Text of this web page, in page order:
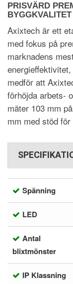
PRISVÄRD
BYGGKVALITET
Axixtech är ett
med fokus på
marknadens
medför att
förhöjda arbets-
mäter 103 mm
mm med stöd
Spänning
LED
Antal
blixtmönster
IP Klassning